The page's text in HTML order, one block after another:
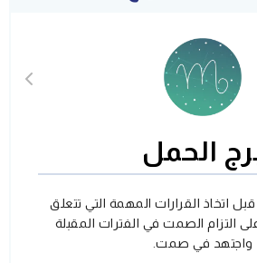
الحمل
اتخاذ القرارات المهمة التي تتعلق
التزام الصمت في الفترات المقبلة
واجتهد في صمت.